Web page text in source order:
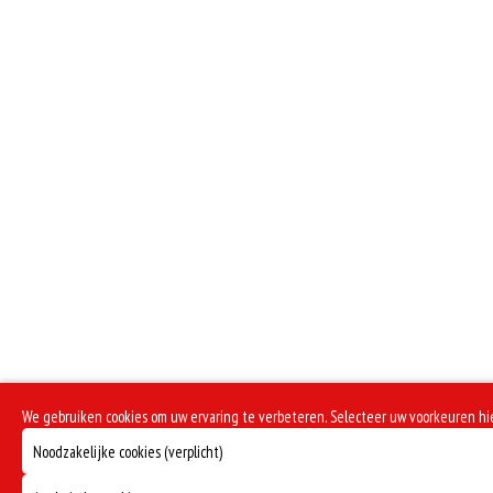
We gebruiken cookies om uw ervaring te verbeteren. Selecteer uw voorkeuren
Noodzakelijke cookies (verplicht)